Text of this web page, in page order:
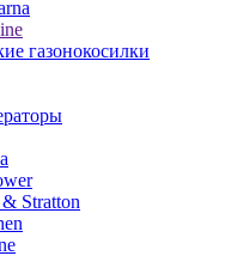
газонокосилки
Stratton